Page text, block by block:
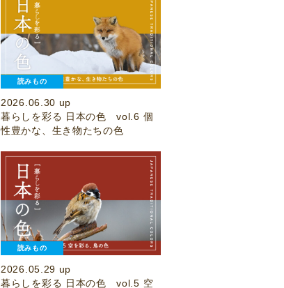
読みもの
2026.06.30 up
暮らしを彩る 日本の色 vol.6 個
性豊かな、生き物たちの色
読みもの
2026.05.29 up
暮らしを彩る 日本の色 vol.5 空